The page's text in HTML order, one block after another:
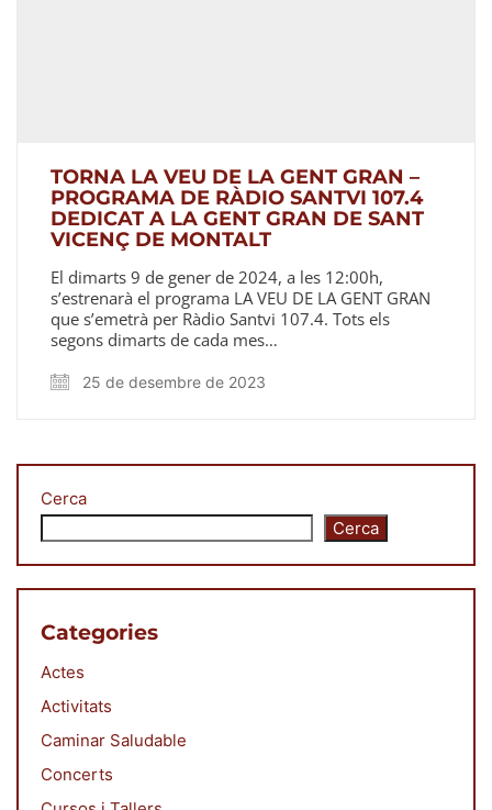
TORNA LA VEU DE LA GENT GRAN –
PROGRAMA DE RÀDIO SANTVI 107.4
DEDICAT A LA GENT GRAN DE SANT
VICENÇ DE MONTALT
El dimarts 9 de gener de 2024, a les 12:00h,
s’estrenarà el programa LA VEU DE LA GENT GRAN
que s’emetrà per Ràdio Santvi 107.4. Tots els
segons dimarts de cada mes…
25 de desembre de 2023
Cerca
Cerca
Categories
Actes
Activitats
Caminar Saludable
Concerts